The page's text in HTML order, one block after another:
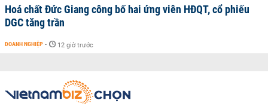
Hoá chất Đức Giang công bố hai ứng viên HĐQT, cổ phiếu
DGC tăng trần
DOANH NGHIỆP - 12 giờ trước